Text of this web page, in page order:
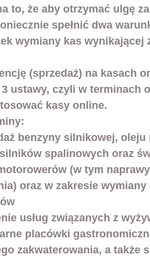
to, że aby otrzymać ulgę
spełnić dwa
wymiany kas wynikającej
(sprzedaż) na kasach
ustawy, czyli w terminach
kasy online.
benzyny silnikowej, oleju
spalinowych oraz
(w tym
oraz w zakresie
usług związanych z
placówki
zakwaterowania, a także